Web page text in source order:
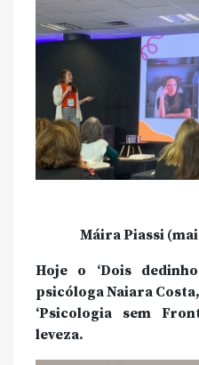
Máira Piassi
Hoje o ‘Dois
psicóloga Naiara
‘Psicologia sem
leveza.